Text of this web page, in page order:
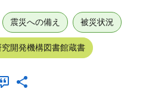
震災への備え 被災状況
開発機構図書館蔵書